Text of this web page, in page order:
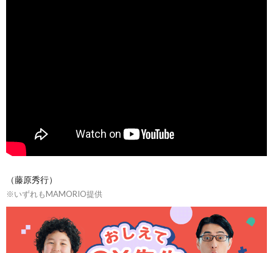
（藤原秀行）
※いずれもMAMORIO提供